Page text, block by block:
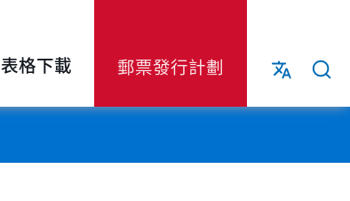
表格下載 郵票發行計劃